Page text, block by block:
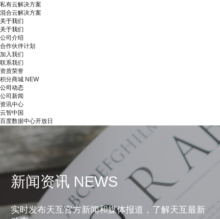
私有云解决方案
混合云解决方案
关于我们
关于我们
公司介绍
合作伙伴计划
加入我们
联系我们
资质荣誉
积分商城 NEW
公司动态
公司新闻
资讯中心
云智中国
百度数据中心开放日
新闻资讯 NEWS
实时发布天互官方新闻和媒体报道，了解天互最新